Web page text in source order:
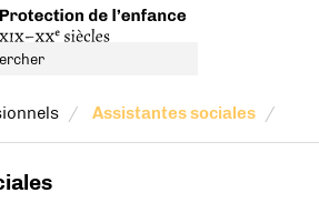
Assistantes sociales